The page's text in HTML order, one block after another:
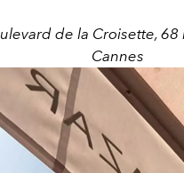
de la Croisette, 68
Cannes